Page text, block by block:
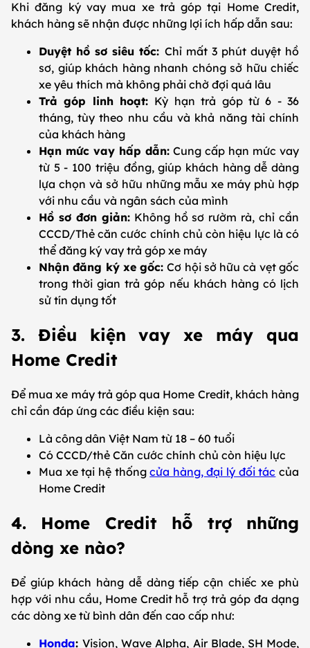
Khi đăng ký vay mua xe trả góp tại Home Credit,
khách hàng sẽ nhận được những lợi ích hấp dẫn sau:
Duyệt hồ sơ siêu tốc: Chỉ mất 3 phút duyệt hồ
sơ, giúp khách hàng nhanh chóng sở hữu chiếc
xe yêu thích mà không phải chờ đợi quá lâu
Trả góp linh hoạt: Kỳ hạn trả góp từ 6 - 36
tháng, tùy theo nhu cầu và khả năng tài chính
của khách hàng
Hạn mức vay hấp dẫn: Cung cấp hạn mức vay
từ 5 - 100 triệu đồng, giúp khách hàng dễ dàng
lựa chọn và sở hữu những mẫu xe máy phù hợp
với nhu cầu và ngân sách của mình
Hồ sơ đơn giản:Không hồ sơ rườm rà, chỉ cần
CCCD/Thẻ căn cước chính chủ còn hiệu lực là có
thể đăng ký vay trả góp xe máy
Nhận đăng ký xe gốc:Cơ hội sở hữu cà vẹt gốc
trong thời gian trả góp nếu khách hàng có lịch
sử tín dụng tốt
3. Điều kiện vay xe máy qua
Home Credit
Để mua xe máy trả góp qua Home Credit, khách hàng
chỉ cần đáp ứng các điều kiện sau:
Là công dân Việt Nam từ 18 – 60 tuổi
Có CCCD/thẻ Căn cước chính chủ còn hiệu lực
Mua xe tại hệ thốngcửa hàng, đại lý đối tác của
Home Credit
4. Home Credit hỗ trợ những
dòng xe nào?
Để giúp khách hàng dễ dàng tiếp cận chiếc xe phù
hợp với nhu cầu, Home Credit hỗ trợ trả góp đa dạng
các dòng xe từ bình dân đến cao cấp như:
Honda:Vision, Wave Alpha, Air Blade, SH Mode,